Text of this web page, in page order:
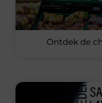
Ontdek de